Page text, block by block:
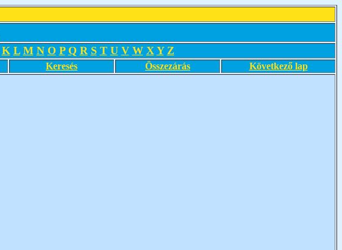
K L M N O P Q R S T U V W X Y Z
Keresés Összezárás Következő lap